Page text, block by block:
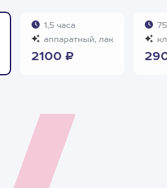
1,5 часа
аппаратный, лак
2100 ₽